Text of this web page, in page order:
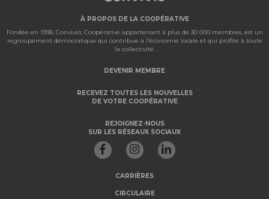
À PROPOS DE LA COOPÉRATIVE
Fondée en 1938, Convivio, Coopérative appartenant à plus de 30 000 membres, est un
regroupement démocratique qui contribue à l’économie locale et qui profite à toute
la collectivité.
DEVENIR MEMBRE
RECEVEZ TOUTES LES NOUVELLES
DE VOTRE COOPÉRATIVE
REJOIGNEZ-NOUS
SUR LES RÉSEAUX SOCIAUX
CARRIÈRES
CIRCULAIRE